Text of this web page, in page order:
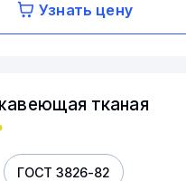
Узнать цену
тканая
ГОСТ 3826-82